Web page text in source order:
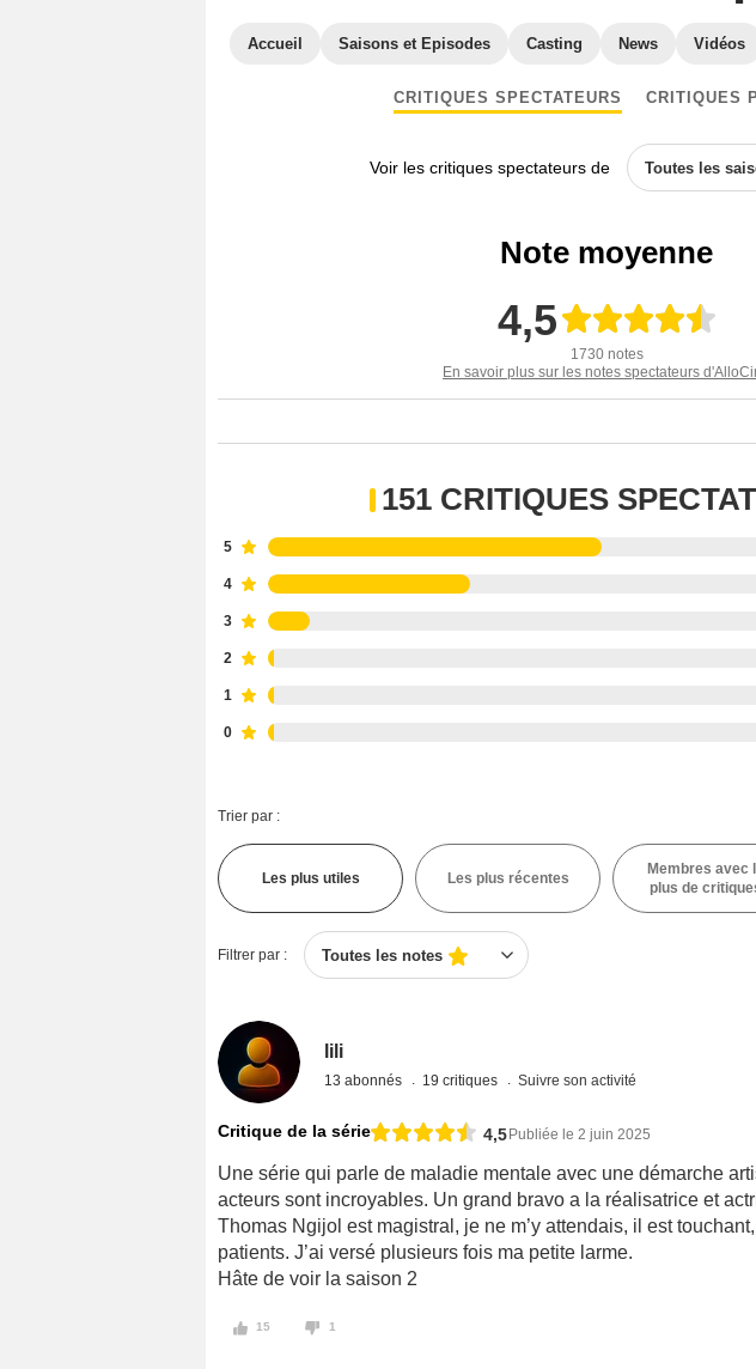
Accueil Saisons et Episodes Casting News Vidéos
CRITIQUES SPECTATEURS CRITIQUES
Voir les critiques spectateurs de Toutes les
Note moyenne
4,5
1730 notes
En savoir plus sur les notes spectateurs
151 CRITIQUES
5
4
3
2
1
0
Trier par :
Les plus utiles Les plus récentes
Membres avec
plus de
Filtrer par : Toutes les notes
lili
13 abonnés 19 critiques Suivre son activité
Critique de la série 4,5Publiée le 2 juin 2025
Une série qui parle de maladie mentale avec une démarche
acteurs sont incroyables. Un grand bravo a la réalisatrice et
Thomas Ngijol est magistral, je ne m’y attendais, il est
patients. J’ai versé plusieurs fois ma petite larme.
Hâte de voir la saison 2
15 1